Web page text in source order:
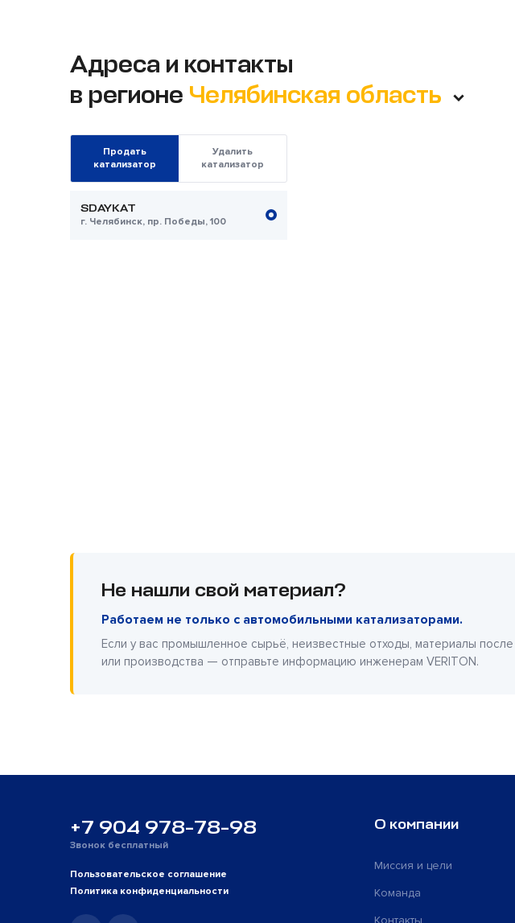
Адреса и контакты
в регионе Челябинская область
Продать
катализатор
Удалить
катализатор
SDAYKAT
г. Челябинск, пр. Победы, 100
Не нашли свой материал?
Работаем не только с автомобильными катализаторами.
Если у вас промышленное сырьё, неизвестные отходы, материалы
или производства — отправьте информацию инженерам VERITON.
+7 904 978-78-98
Звонок бесплатный
Пользовательское соглашение
Политика конфиденциальности
О компании
Миссия и цели
Команда
Контакты